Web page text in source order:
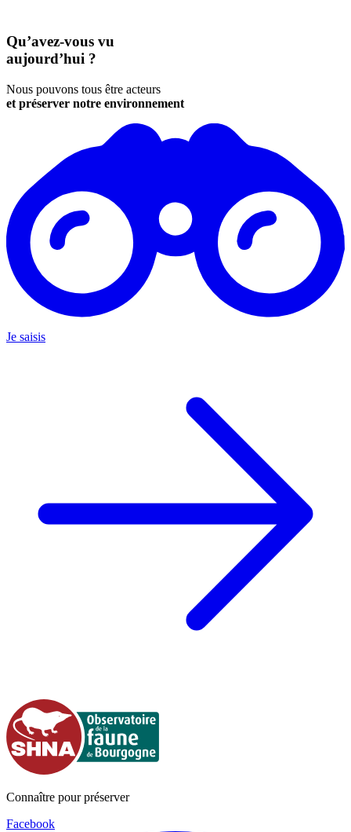
Qu’avez-vous vu
aujourd’hui ?
Nous pouvons tous être acteurs
et préserver notre environnement
Je saisis
Connaître pour préserver
Facebook